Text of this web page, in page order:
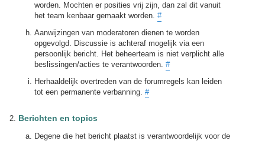
worden. Mochten er posities vrij zijn, dan zal dit vanuit
het team kenbaar gemaakt worden. #
Aanwijzingen van moderatoren dienen te worden
opgevolgd. Discussie is achteraf mogelijk via een
persoonlijk bericht. Het beheerteam is niet verplicht alle
beslissingen/acties te verantwoorden. #
Herhaaldelijk overtreden van de forumregels kan leiden
tot een permanente verbanning. #
Berichten en topics
Degene die het bericht plaatst is verantwoordelijk voor de